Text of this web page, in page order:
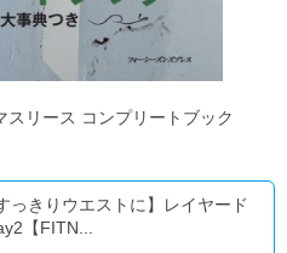
リース コンプリートブック
っきりウエストに】レイヤード
【FITN...